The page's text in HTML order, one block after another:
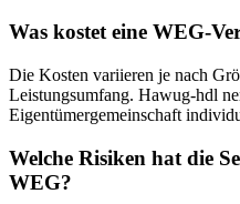
Was kostet eine WEG-
Die Kosten variieren je nach
Leistungsumfang. Hawug-hdl
Eigentümergemeinschaft
Welche Risiken hat die
WEG?